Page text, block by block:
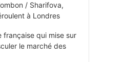
/ Sharifova,
à Londres
française qui mise sur
le marché des